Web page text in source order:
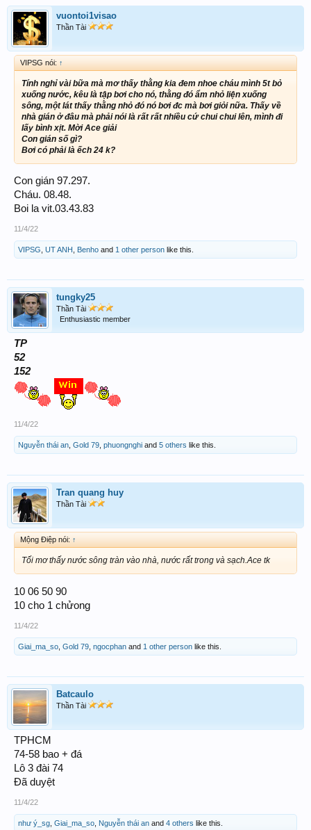
vuontoi1visao
Thần Tài
VIPSG nói: ↑
Tính nghỉ vài bữa mà mơ thấy thằng kia đem nhoe cháu mình 5t bỏ
xuống nước, kêu là tập bơi cho nó, thằng đó ẩm nhỏ liện xuống
sông, một lát thấy thằng nhỏ đó nó bơi đc mà bơi giỏi nữa. Thấy về
nhà gián ở đâu mà phải nói là rất rất nhiều cứ chui chui lên, mình đi
lấy bình xịt. Mời Ace giải
Con gián số gì?
Bơi có phải là ếch 24 k?
Con gián 97.297.
Cháu. 08.48.
Boi la vit.03.43.83
11/4/22
VIPSG UT ANH Benho and 1 other person like this.
tungky25
Thần Tài
Enthusiastic member
TP
52
152
11/4/22
Nguyễn thái an Gold 79 phuongnghi and 5 others like this.
Tran quang huy
Thần Tài
Mộng Điệp nói: ↑
Tối mơ thấy nước sông tràn vào nhà, nước rất trong và sạch.Ace tk
10 06 50 90
10 cho 1 chửong
11/4/22
Giai_ma_so Gold 79 ngocphan and 1 other person like this.
Batcaulo
Thần Tài
TPHCM
74-58 bao + đá
Lô 3 đài 74
Đã duyệt
11/4/22
như ý_sg Giai_ma_so Nguyễn thái an and 4 others like this.